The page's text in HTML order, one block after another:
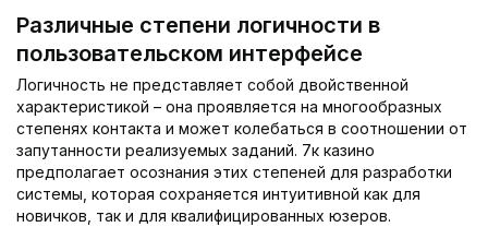
Различные степени логичности в
пользовательском интерфейсе
Логичность не представляет собой двойственной
характеристикой – она проявляется на многообразных
степенях контакта и может колебаться в соотношении от
запутанности реализуемых заданий. 7к казино
предполагает осознания этих степеней для разработки
системы, которая сохраняется интуитивной как для
новичков, так и для квалифицированных юзеров.